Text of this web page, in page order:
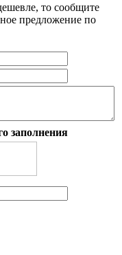
то сообщите
предложение по
заполнения